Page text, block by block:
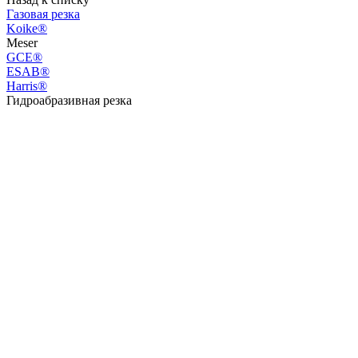
Газовая резка
Koike®
Meser
GCE®
ESAB®
Harris®
Гидроабразивная резка